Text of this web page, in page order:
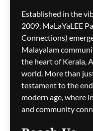
ago
Established in the
2009, MaLaYaLEE
Connections)
Malayalam
the heart of Kerala,
world. More than
testament to the
modern age, where
and community